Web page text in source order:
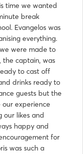
time we wanted
break
Evangelos was
everything.
were made to
the captain, was
to cast off
drinks ready to
guests but the
experience
our likes and
happy and
for
was such a